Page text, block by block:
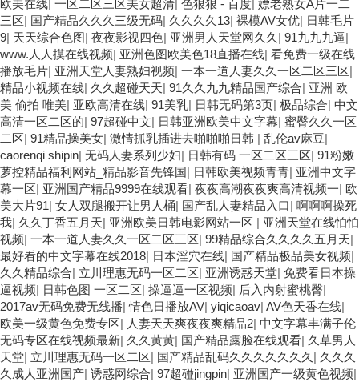
欧美在线| 一区二区三区美女超清| 色狠狠 - 百度| 嫖老熟女A片一二
三区| 国产精品久久久三级无码| 久久久久13| 裸模AV女优| 日韩毛片
9| 天天综合色图| 夜夜影视四色| 亚洲男人天堂网久久 | 91九九九逼|
www.人人摸在线视频| 亚洲色图欧美色18直播在线| 看免费一级在线
播放毛片| 亚洲天堂人妻熟妇视频| 一本一道人妻久久一区二区三区|
精品小视频在线| 久久超碰天天| 91久久九九精品国产综合| 亚洲 欧
美 偷拍 唯美| 亚欧高清在线| 91美乳| 日韩无码第3页| 极品综合| 中文
高清一区二区的| 97超碰中文| 日韩亚洲欧美中文字幕| 蜜臀久久一区
二区| 91精品操美女| 激情抓乳插进去啪啪啪日韩 | 乱伦av麻豆|
caorenqi shipin| 无码人妻系列少妇| 日韩有码 一区二区三区| 91粉嫩
萝控精品福利网站_精品影音先锋国| 日韩欧美视频青青| 亚洲中文字
幕一区| 亚洲国产精品9999在线观看| 夜夜高潮夜夜爽高清视频一| 欧
美大片91| 女人双腿搬开让男人桶| 国产乱人妻精品入口| 啊啊啊操死
我| 久久丁香五月天| 亚洲欧美日韩电影网站一区 | 亚洲天堂在线怕怕
视频| 一本一道人妻久久一区二区三区| 99精品综合久久久久五月天|
最好看的中文字幕在线2018| 日本淫穴在线| 国产精品极品美女视频|
久久精品综合| 立川理惠无码一区二区| 亚洲诱惑天堂| 免费看日本操
逼视频| 日韩色图 一区二区| 操逼逼一区视频| 后入内射蜜桃臀|
2017av无码免费无线播|情色日播放AV| yiqicaoav| AV色天香在线|
欧美一级黄色免费专区| 人妻天天爽夜夜爽精品2| 中文字幕丰满子伦
无码专区在线视频最新| 久久黄黄| 国产精品露脸在线观看| 久草男人
天堂| 立川理惠无码一区二区| 国产精品乱码久久久久久久久 | 久久久
久成人亚洲国产| 诱惑网综合| 97超碰jingpin| 亚洲国产一级黄色视频|